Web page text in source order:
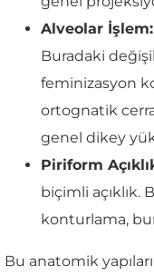
Alveolar İşlem:
Buradaki
feminizasyon
ortognatik
genel dikey
Piriform
biçimli açıklık.
konturlama,
Bu anatomik